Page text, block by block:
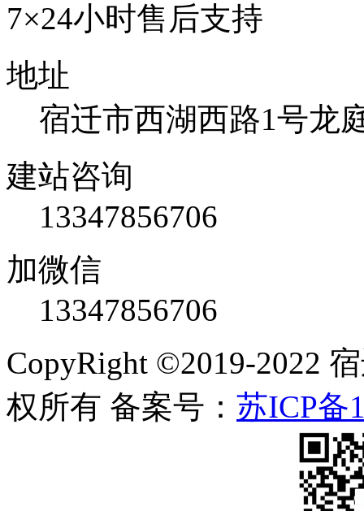
7×24小时售后支持
地址
宿迁市西湖西路1号龙
建站咨询
13347856706
加微信
13347856706
CopyRight ©2019-2022
权所有 备案号： 苏ICP备